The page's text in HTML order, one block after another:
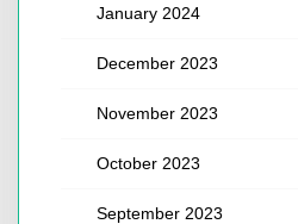
January 2024
December 2023
November 2023
October 2023
September 2023